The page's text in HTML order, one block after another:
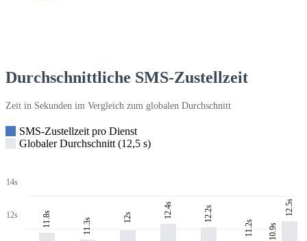
Durchschnittliche SMS-Zustellzeit
Zeit in Sekunden im Vergleich zum globalen Durchschnitt
SMS-Zustellzeit pro Dienst
Globaler Durchschnitt (12,5 s)
14s
12s 11.8s 11.3s 12s 12.4s 12.2s
11.2s 10.9s
12.5s